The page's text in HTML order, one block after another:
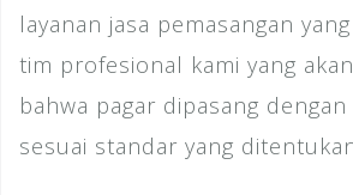
layanan jasa pemasangan
tim profesional kami yang
bahwa pagar dipasang
sesuai standar yang